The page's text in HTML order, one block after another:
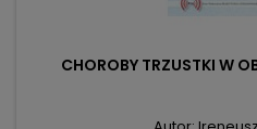
CHOROBY TRZUSTKI W